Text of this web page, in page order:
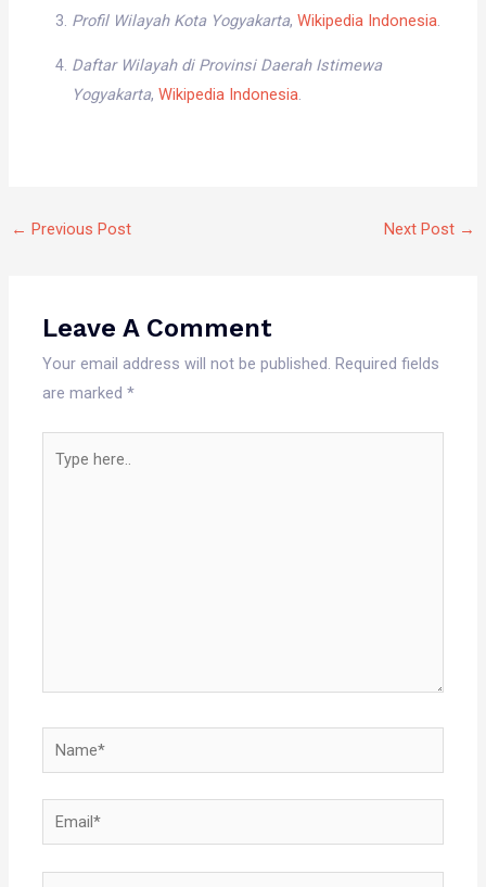
Profil Wilayah Kota Yogyakarta,Wikipedia Indonesia.
Daftar Wilayah di Provinsi Daerah Istimewa
Yogyakarta,Wikipedia Indonesia.
← Previous Post Next Post →
Leave A Comment
Your email address will not be published. Required fields
are marked*
here..
Name*
Email*